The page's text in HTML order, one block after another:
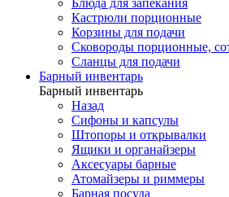
Кастрюли порционные
Корзины для подачи
Сковороды порционные,
Сланцы для подачи
Барный инвентарь
Барный инвентарь
Назад
Сифоны и капсулы
Штопоры и открывалки
Ящики и органайзеры
Аксесуары барные
Атомайзеры и риммеры
Барная посуда